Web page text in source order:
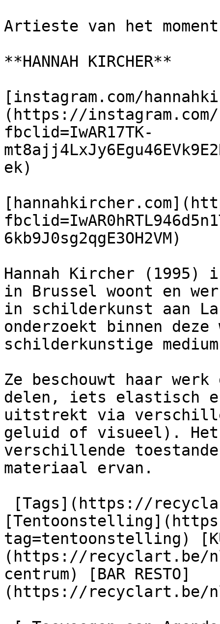
Artieste van het
**HANNAH KIRCHER**
[instagram.com/
(https://instagram.com/
fbclid=IwAR17TK-
ek)
6kb9J0sg2qgE3OH2VM)
Hannah Kircher (1995)
in Brussel woont en
in schilderkunst aan La
onderzoekt binnen deze
schilderkunstige
Ze beschouwt haar
delen, iets elastisch
uitstrekt via
geluid of visueel).
verschillende
materiaal ervan.
tag=tentoonstelling)
(https://recyclart.be/
centrum) [BAR RESTO]
(https://recyclart.be/